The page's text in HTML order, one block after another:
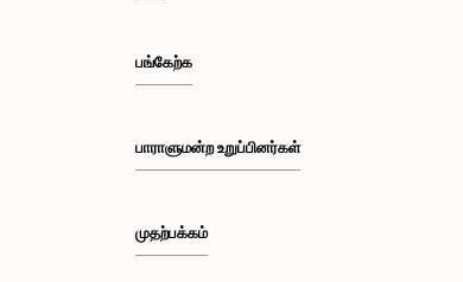
பங்கேற்க
பாராளுமன்ற உறுப்பினர்கள்
முதற்பக்கம்